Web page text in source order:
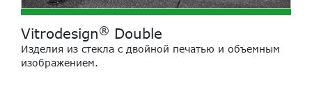
Vitrodesign® Double
Изделия из стекла с двойной печатью и объемным
изображением.